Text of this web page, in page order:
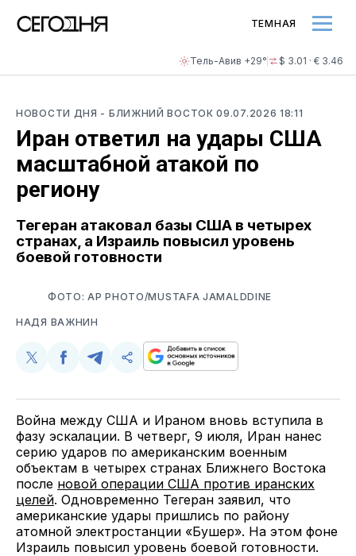
Тель-Авив +29° $ 3.01 · € 3.46
ТЕМНАЯ
НОВОСТИ ДНЯ - БЛИЖНИЙ ВОСТОК09.07.2026 18:11
Иран ответил на удары США
масштабной атакой по
региону
Тегеран атаковал базы США в четырех
странах, а Израиль повысил уровень
боевой готовности
ФОТО: AP PHOTO/MUSTAFA JAMALDDINE
НАДЯ ВАЖНИН
Поделиться
Twitter
Поделиться
Facebook
Поделиться
Telegram
Скопируйте
поделитесь
ссылкой
Война между США и Ираном вновь вступила в
фазу эскалации. В четверг, 9 июля, Иран нанес
серию ударов по американским военным
объектам в четырех странах Ближнего Востока
после новой операции США против иранских
целей. Одновременно Тегеран заявил, что
американские удары пришлись по району
атомной электростанции «Бушер». На этом фоне
Израиль повысил уровень боевой готовности.